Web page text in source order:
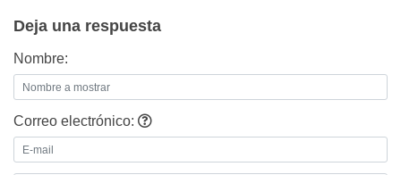
Deja una respuesta
Nombre:
Correo electrónico: